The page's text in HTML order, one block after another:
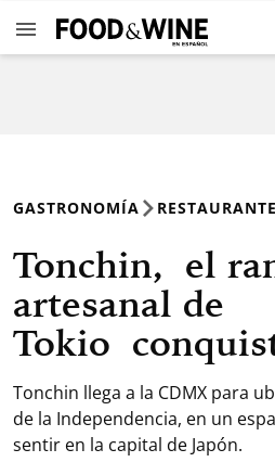
GASTRONOMÍA
Tonchin, el
artesanal de
Tokio
Tonchin llega a la CDMX para
de la Independencia, en un
sentir en la capital de Japón.